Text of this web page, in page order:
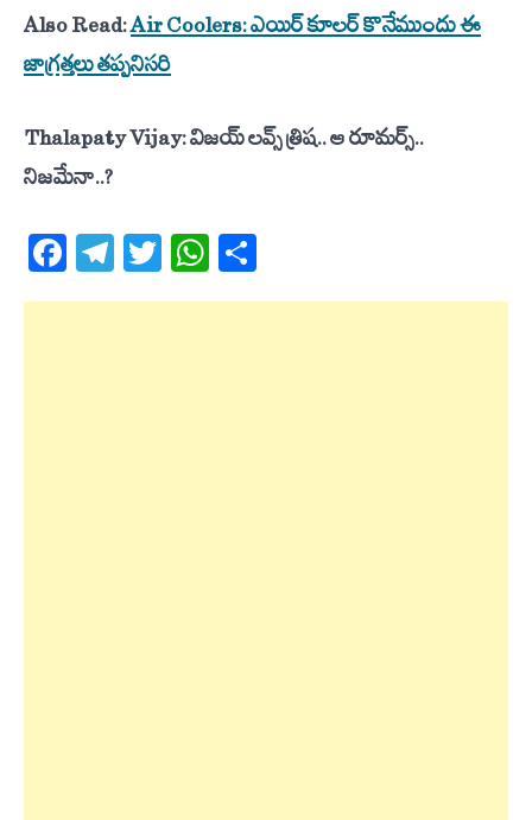
Also Read:Air Coolers: ఎయిర్‌ కూలర్‌ కొనేముందు ఈ
జాగ్రత్తలు తప్పనిసరి
Thalapaty Vijay: విజ‌య్‌ లవ్స్ త్రిష‌.. ఆ రూమ‌ర్స్..
నిజ‌మేనా..?
Facebook
Telegram
TwitterWhatsApp